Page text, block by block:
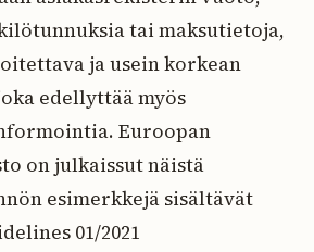
tai maksutietoja,
ja usein korkean
edellyttää myös
Euroopan
on julkaissut näistä
esimerkkejä sisältävät
01/2021